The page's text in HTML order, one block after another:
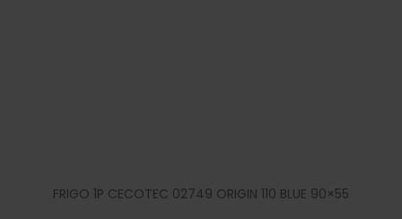
FRIGO 1P CECOTEC 02749 ORIGIN 110 BLUE 90×55